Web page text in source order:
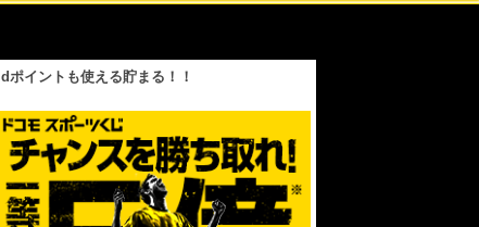
dポイントも使える貯まる！！